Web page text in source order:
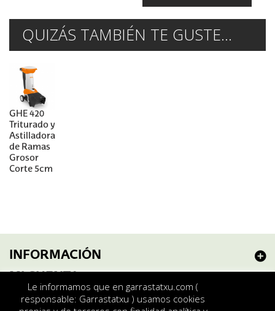
QUIZÁS TAMBIÉN TE GUSTE...
GHE 420
Triturado y
Astilladora
de Ramas
Grosor
Corte 5cm
INFORMACIÓN
Le informamos que en garrastatxu.com (
responsable: Garrastatxu ) usamos cookies